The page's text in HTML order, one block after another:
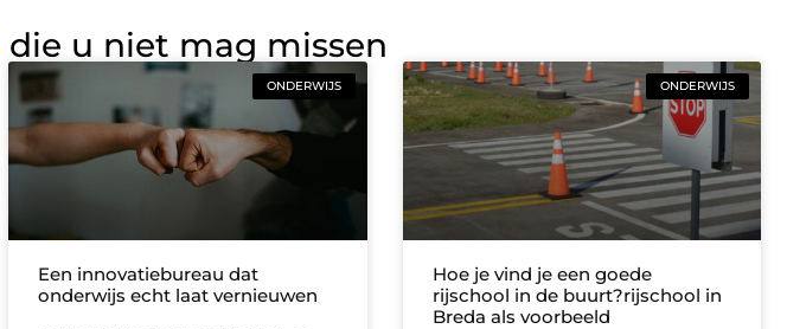
die u niet mag missen
ONDERWIJS
Een innovatiebureau dat
onderwijs echt laat vernieuwen
ONDERWIJS
Hoe je vind je een goede
rijschool in de buurt?rijschool in
Breda als voorbeeld